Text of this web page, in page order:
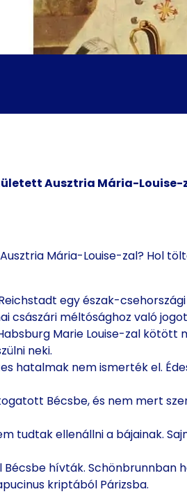
Ausztria Mária-
Mária-Louise-zal? Hol
egy észak-
császári méltósághoz való
Marie Louise-zal kötött
neki.
hatalmak nem ismerték el.
Bécsbe, és nem mert
tudtak ellenállni a bájainak.
hívták. Schönbrunnban
kriptából Párizsba.